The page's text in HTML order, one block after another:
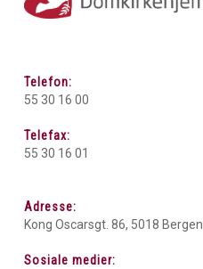
Telefon:
55 30 16 00
Telefax:
55 30 16 01
Adresse:
Kong Oscarsgt. 86, 5018 Bergen
Sosiale medier: